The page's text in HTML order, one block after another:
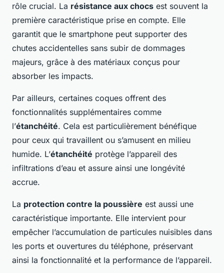
rôle crucial. La résistance aux chocs est souvent la
première caractéristique prise en compte. Elle
garantit que le smartphone peut supporter des
chutes accidentelles sans subir de dommages
majeurs, grâce à des matériaux conçus pour
absorber les impacts.
Par ailleurs, certaines coques offrent des
fonctionnalités supplémentaires comme
l’étanchéité. Cela est particulièrement bénéfique
pour ceux qui travaillent ou s’amusent en milieu
humide. L’étanchéité protège l’appareil des
infiltrations d’eau et assure ainsi une longévité
accrue.
La protection contre la poussière est aussi une
caractéristique importante. Elle intervient pour
empêcher l’accumulation de particules nuisibles dans
les ports et ouvertures du téléphone, préservant
ainsi la fonctionnalité et la performance de l’appareil.